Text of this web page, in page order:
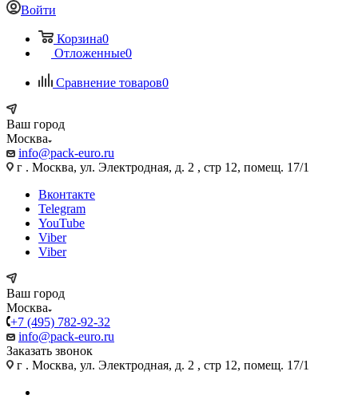
Войти
Корзина0
Отложенные0
Сравнение товаров0
Ваш город
Москва
info@pack-euro.ru
г . Москва, ул. Электродная, д. 2 , стр 12, помещ. 17/1
Вконтакте
Telegram
YouTube
Viber
Viber
Ваш город
Москва
+7 (495) 782-92-32
info@pack-euro.ru
Заказать звонок
г . Москва, ул. Электродная, д. 2 , стр 12, помещ. 17/1